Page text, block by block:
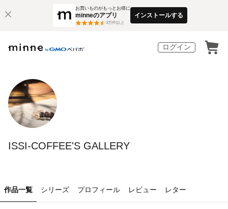
お買いものがもっとお得に
minneのアプリ
3万件以上
インストールする
ログイン
ISSI-COFFEE'S GALLERY
作品一覧 シリーズ プロフィール レビュー レター